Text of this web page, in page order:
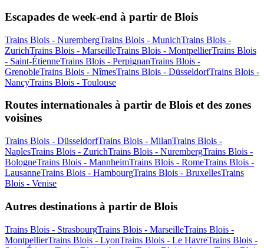
Escapades de week-end à partir de Blois
Trains Blois - NurembergTrains Blois - MunichTrains Blois -
ZurichTrains Blois - MarseilleTrains Blois - MontpellierTrains Blois
- Saint-ÉtienneTrains Blois - PerpignanTrains Blois -
GrenobleTrains Blois - NîmesTrains Blois - DüsseldorfTrains Blois -
NancyTrains Blois - Toulouse
Routes internationales à partir de Blois et des zones
voisines
Trains Blois - DüsseldorfTrains Blois - MilanTrains Blois -
NaplesTrains Blois - ZurichTrains Blois - NurembergTrains Blois -
BologneTrains Blois - MannheimTrains Blois - RomeTrains Blois -
LausanneTrains Blois - HambourgTrains Blois - BruxellesTrains
Blois - Venise
Autres destinations à partir de Blois
Trains Blois - StrasbourgTrains Blois - MarseilleTrains Blois -
MontpellierTrains Blois - LyonTrains Blois - Le HavreTrains Blois -